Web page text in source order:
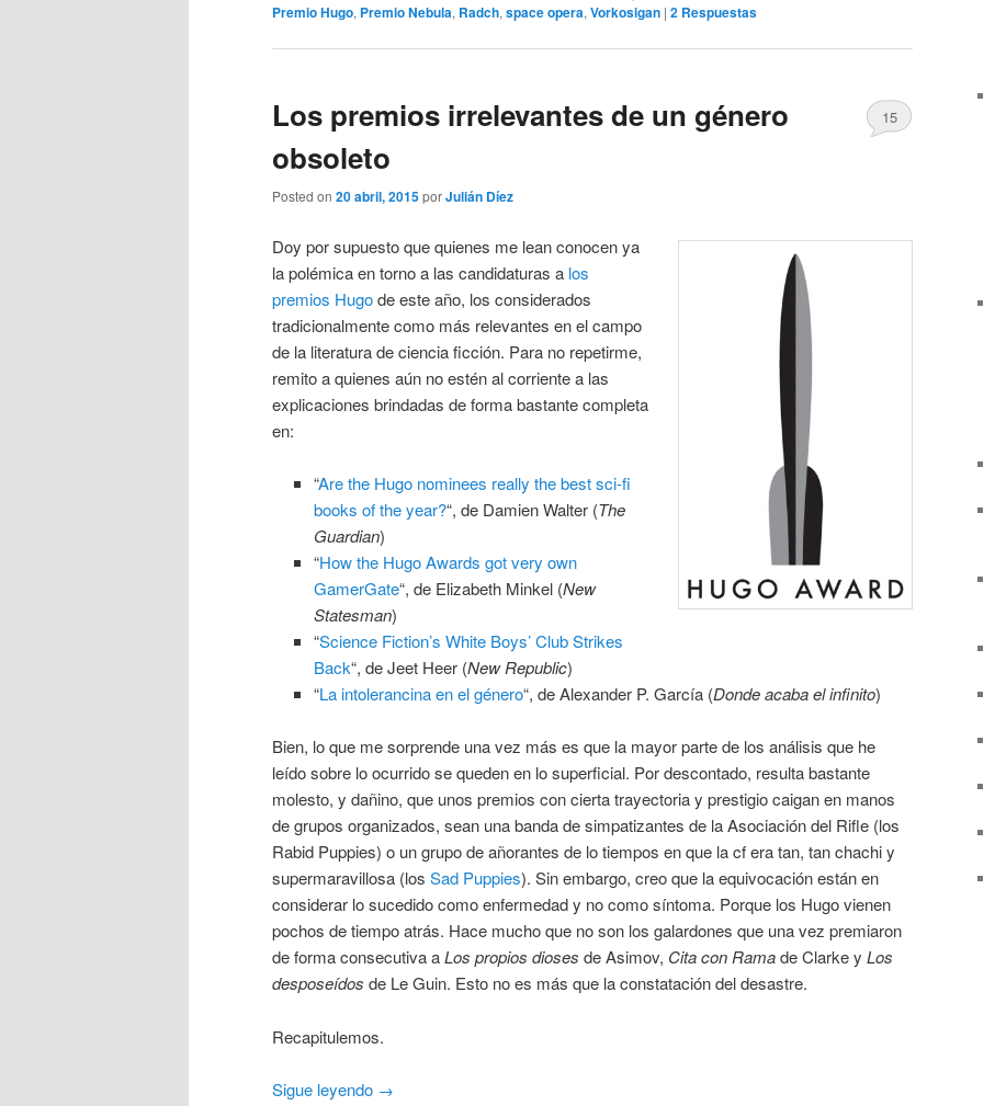
Premio Hugo, Premio Nebula, Radch, space opera, Vorkosigan | 2 Respuestas
Los premios irrelevantes de un género
obsoleto
Posted on 20 abril, 2015porJulián Díez
15
Doy por supuesto que quienes me lean conocen ya
la polémica en torno a las candidaturas a los
premios Hugode este año, los considerados
tradicionalmente como más relevantes en el campo
de la literatura de ciencia ficción. Para no repetirme,
remito a quienes aún no estén al corriente a las
explicaciones brindadas de forma bastante completa
en:
“Are the Hugo nominees really the best sci-fi
books of the year?“, de Damien Walter (The
Guardian)
“How the Hugo Awards got very own
GamerGate“, de Elizabeth Minkel (New
Statesman)
“Science Fiction’s White Boys’ Club Strikes
Back“, de Jeet Heer (New Republic)
“La intolerancina en el género“, de Alexander P. García (Donde acaba el infinito)
Bien, lo que me sorprende una vez más es que la mayor parte de los análisis que he
leído sobre lo ocurrido se queden en lo superficial. Por descontado, resulta bastante
molesto, y dañino, que unos premios con cierta trayectoria y prestigio caigan en manos
de grupos organizados, sean una banda de simpatizantes de la Asociación del Rifle (los
Rabid Puppies) o un grupo de añorantes de lo tiempos en que la cf era tan, tan chachi y
supermaravillosa (los Sad Puppies). Sin embargo, creo que la equivocación están en
considerar lo sucedido como enfermedad y no como síntoma. Porque los Hugo vienen
pochos de tiempo atrás. Hace mucho que no son los galardones que una vez premiaron
de forma consecutiva aLos propios dioses de Asimov, Cita con Ramade Clarke y Los
desposeídos de Le Guin. Esto no es más que la constatación del desastre.
Recapitulemos.
Sigue leyendo →